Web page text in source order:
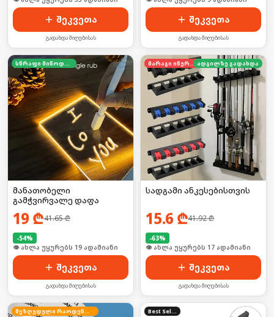
შეკვეთა
გადახდა მიღებისას
შეკვეთა
გადახდა მიღებისას
სწრაფი მიწოდება
მანათობელი
გამჭვირვალე დაფა
19 ₾41.65₾
-54%
🛒 ბოლო 24სთ-ში იყიდა 26-მა
შეკვეთა
გადახდა მიღებისას
მარაგი იწურება ადგილზე გადახდა
სადგამი ანკესებისთვის
15.6 ₾41.92₾
-63%
👁 ახლა უყურებს 17 ადამიანი
შეკვეთა
გადახდა მიღებისას
შეზღუდული რაოდენობა Best Seller